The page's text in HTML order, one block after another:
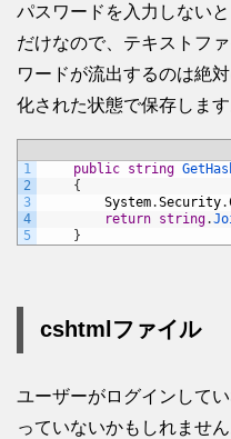
パスワードを入力しない
だけなので、テキストフ
ワードが流出するのは絶
化された状態で保存します
1
2
3
4
5
public string
{
System.Security.
return string.
}
cshtmlファイル
ユーザーがログインして
っていないかもしれませ